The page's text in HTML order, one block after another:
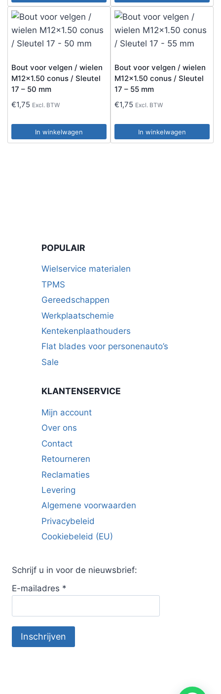
Bout voor velgen / wielen
M12x1.50 conus / Sleutel
17 – 50 mm
€1,75 Excl. BTW
In winkelwagen
Bout voor velgen / wielen
M12x1.50 conus / Sleutel
17 – 55 mm
€1,75 Excl. BTW
In winkelwagen
POPULAIR
Wielservice materialen
TPMS
Gereedschappen
Werkplaatschemie
Kentekenplaathouders
Flat blades voor personenauto’s
Sale
KLANTENSERVICE
Mijn account
Over ons
Contact
Retourneren
Reclamaties
Levering
Algemene voorwaarden
Privacybeleid
Cookiebeleid (EU)
Schrijf u in voor de nieuwsbrief:
E-mailadres *